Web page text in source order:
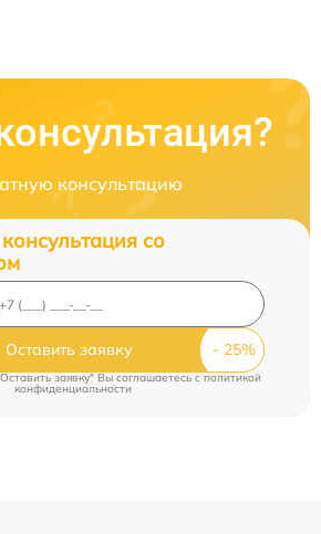
консультацию
со
Оставить заявку
заявку" Вы соглашаетесь cполитикой
конфиденциальности